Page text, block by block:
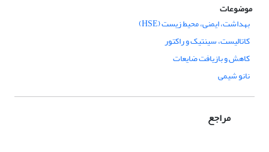
موضوعات
بهداشت، ایمنی، محیط زیست (HSE)
کاتالیست، سینتیک و راکتور
کاهش و بازیافت ضایعات
نانو شیمی
مراجع